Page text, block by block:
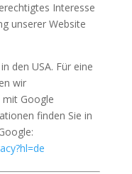
Interesse
unserer Website
den USA. Für eine
wir
mit Google
finden Sie in